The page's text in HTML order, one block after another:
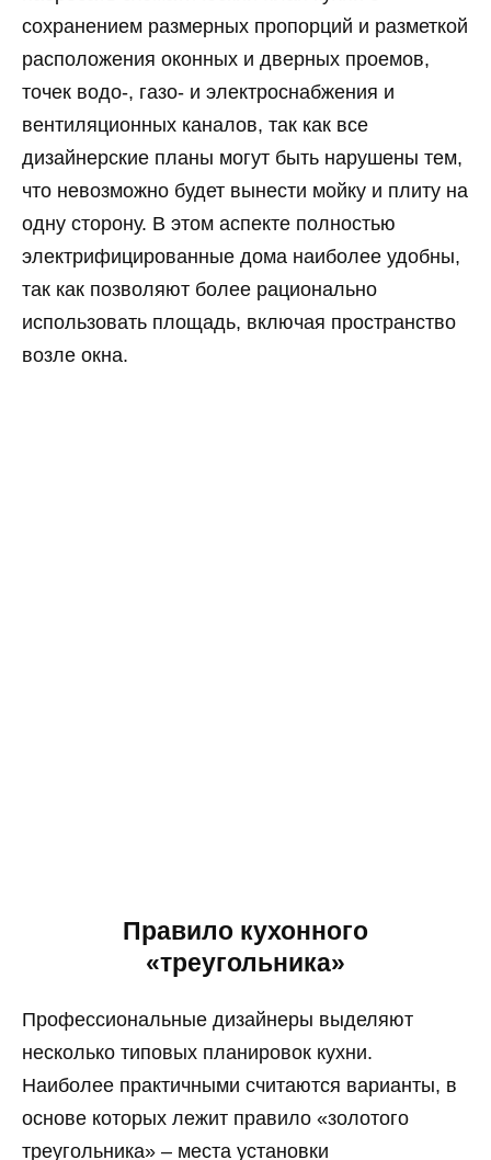
сохранением размерных пропорций и разметкой
расположения оконных и дверных проемов,
точек водо-, газо- и электроснабжения и
вентиляционных каналов, так как все
дизайнерские планы могут быть нарушены тем,
что невозможно будет вынести мойку и плиту на
одну сторону. В этом аспекте полностью
электрифицированные дома наиболее удобны,
так как позволяют более рационально
использовать площадь, включая пространство
возле окна.
Правило кухонного
«треугольника»
Профессиональные дизайнеры выделяют
несколько типовых планировок кухни.
Наиболее практичными считаются варианты, в
основе которых лежит правило «золотого
треугольника» – места установки